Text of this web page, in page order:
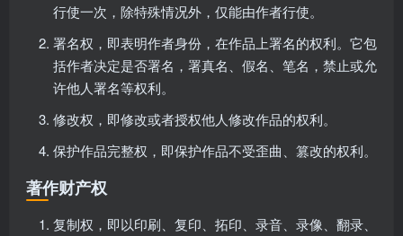
行使一次，除特殊情况外，仅能由作者行使。
署名权，即表明作者身份，在作品上署名的权利。它包
括作者决定是否署名，署真名、假名、笔名，禁止或允
许他人署名等权利。
修改权，即修改或者授权他人修改作品的权利。
保护作品完整权，即保护作品不受歪曲、篡改的权利。
著作财产权
复制权，即以印刷、复印、拓印、录音、录像、翻录、